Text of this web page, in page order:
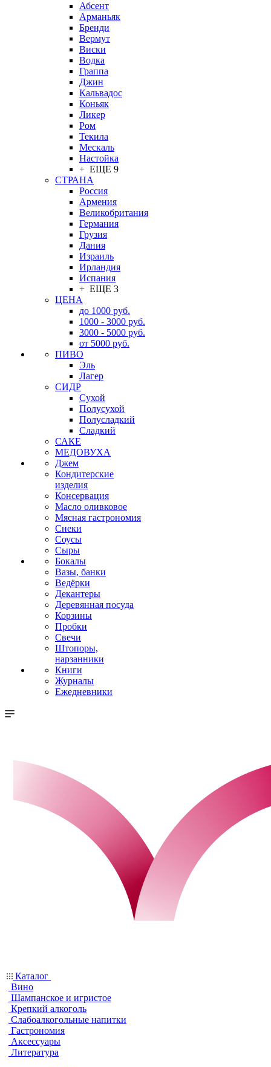
Абсент
Арманьяк
Бренди
Вермут
Виски
Водка
Граппа
Джин
Кальвадос
Коньяк
Ликер
Ром
Текила
Мескаль
Настойка
+ ЕЩЕ 9
СТРАНА
Россия
Армения
Великобритания
Германия
Грузия
Дания
Израиль
Ирландия
Испания
+ ЕЩЕ 3
ЦЕНА
до 1000 руб.
1000 - 3000 руб.
3000 - 5000 руб.
от 5000 руб.
ПИВО
Эль
Лагер
СИДР
Сухой
Полусухой
Полусладкий
Сладкий
САКЕ
МЕДОВУХА
Джем
Кондитерские
изделия
Консервация
Масло оливковое
Мясная гастрономия
Снеки
Соусы
Сыры
Бокалы
Вазы, банки
Ведёрки
Декантеры
Деревянная посуда
Корзины
Пробки
Свечи
Штопоры,
нарзанники
Книги
Журналы
Ежедневники
Каталог
Вино
Шампанское и игристое
Крепкий алкоголь
Слабоалкогольные напитки
Гастрономия
Аксессуары
Литература